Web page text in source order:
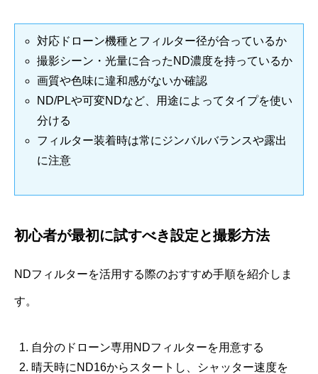
対応ドローン機種とフィルター径が合っているか
撮影シーン・光量に合ったND濃度を持っているか
画質や色味に違和感がないか確認
ND/PLや可変NDなど、用途によってタイプを使い
分ける
フィルター装着時は常にジンバルバランスや露出
に注意
初心者が最初に試すべき設定と撮影方法
NDフィルターを活用する際のおすすめ手順を紹介しま
す。
自分のドローン専用NDフィルターを用意する
晴天時にND16からスタートし、シャッター速度を